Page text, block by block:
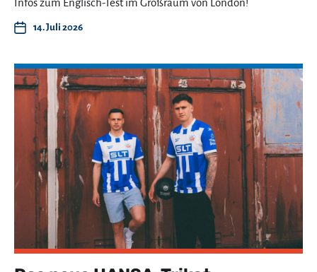
Infos zum Englisch-Test im Großraum von London!
14. Juli 2026